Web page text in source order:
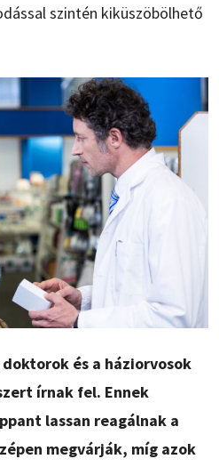
szintén kiküszöbölhető
és a háziorvosok
írnak fel. Ennek
lassan reagálnak a
megvárják, míg azok